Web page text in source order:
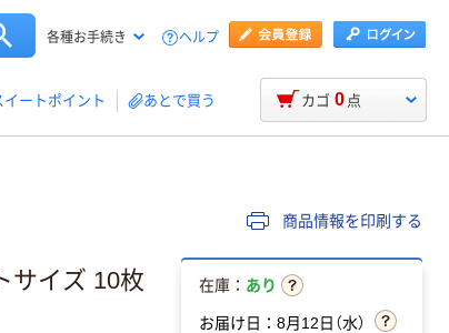
各種お手続き ヘルプ
イートポイント あとで買う カゴ 0 点
商品情報を印刷する
サイズ 10枚
在庫： あり
お届け日：8月12日（水）